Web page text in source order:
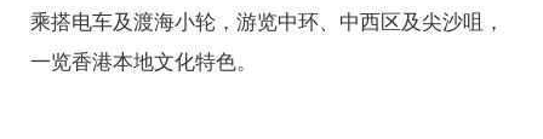
乘搭电车及渡海小轮，游览中环、中西区及尖沙咀，
一览香港本地文化特色。